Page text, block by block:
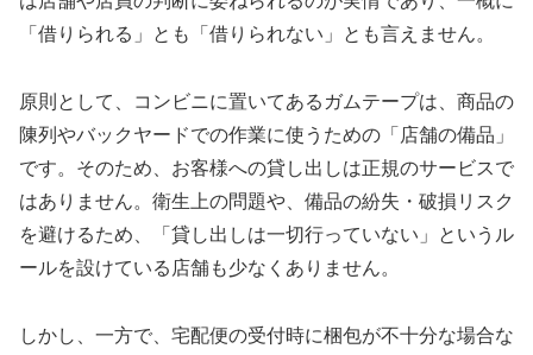
「借りられる」とも「借りられない」とも言えません。
原則として、コンビニに置いてあるガムテープは、商品の
陳列やバックヤードでの作業に使うための「店舗の備品」
です。そのため、お客様への貸し出しは正規のサービスで
はありません。衛生上の問題や、備品の紛失・破損リスク
を避けるため、「貸し出しは一切行っていない」というル
ールを設けている店舗も少なくありません。
しかし、一方で、宅配便の受付時に梱包が不十分な場合な